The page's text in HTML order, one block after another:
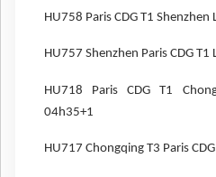
HU758 Paris CDG T1
HU757 Shenzhen Paris CDG
HU718 Paris CDG T1
04h35+1
HU717 Chongqing T3 Paris